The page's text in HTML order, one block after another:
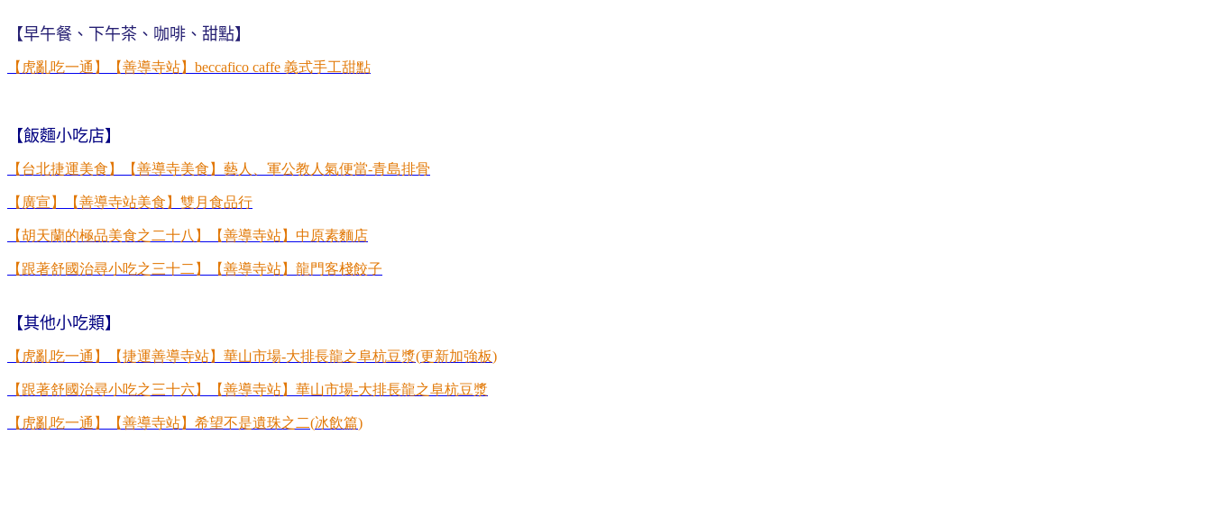
【早午餐、下午茶、咖啡、甜點】
【虎亂吃一通】【善導寺站】 beccafico caffe 義式手工甜點
【飯麵小吃店】
【台北捷運美食】【善導寺美食】藝人、軍公教人氣便當-青島排骨
【廣宣】【善導寺站美食】雙月食品行
【胡天蘭的極品美食之二十八】【善導寺站】中原素麵店
【跟著舒國治尋小吃之三十二】【善導寺站】龍門客棧餃子
【其他小吃類】
【虎亂吃一通】【捷運善導寺站】華山市場-大排長龍之阜杭豆漿(更新加強板)
【跟著舒國治尋小吃之三十六】【善導寺站】華山市場-大排長龍之阜杭豆漿
【虎亂吃一通】【善導寺站】希望不是遺珠之二(冰飲篇)